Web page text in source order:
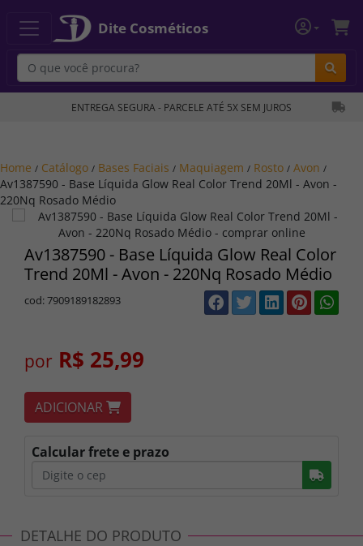
Dite Cosméticos
ENTREGA SEGURA - PARCELE ATÉ 5X SEM JUROS
Home / Catálogo / Bases Faciais / Maquiagem / Rosto / Avon /
Av1387590 - Base Líquida Glow Real Color Trend 20Ml - Avon -
220Nq Rosado Médio
Av1387590 - Base Líquida Glow Real Color
Trend 20Ml - Avon - 220Nq Rosado Médio
cod: 7909189182893
por R$ 25,99
ADICIONAR
Calcular frete e prazo
DETALHE DO PRODUTO